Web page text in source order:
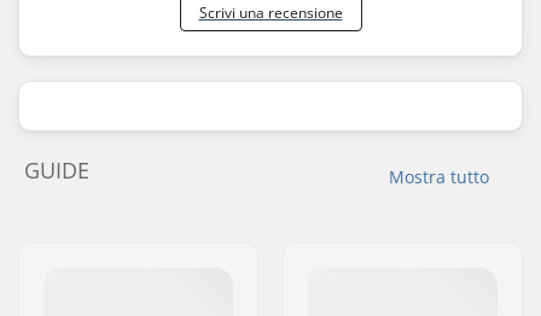
Scrivi una recensione
Mostra tutto
GUIDE